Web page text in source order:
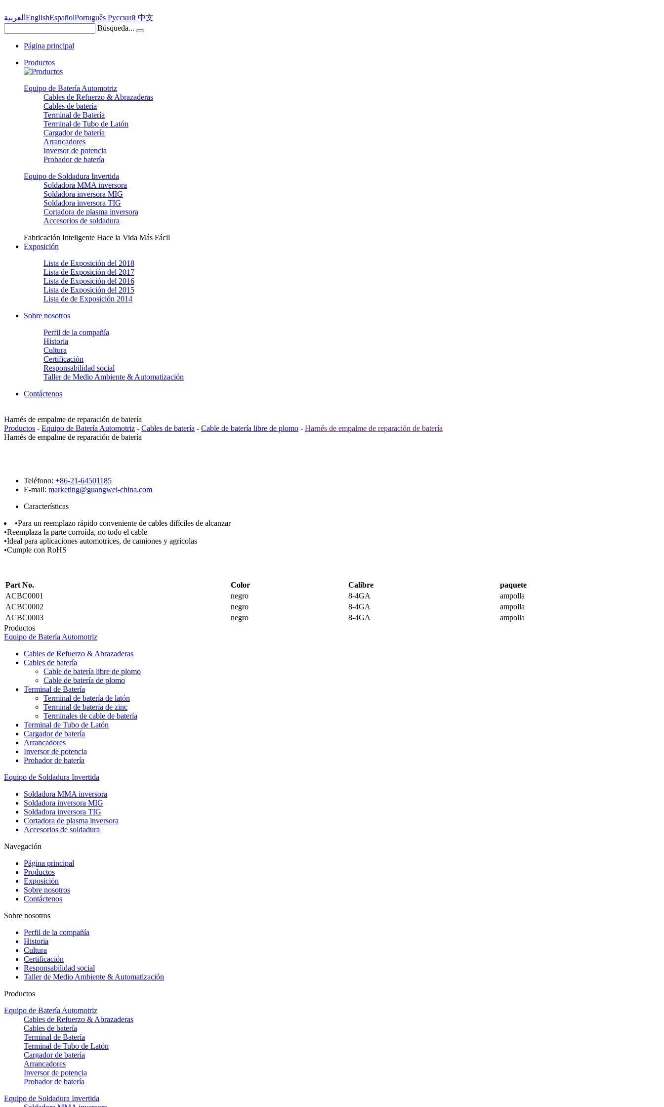
العربية EnglishEspañolPortuguês Pусский 中文
Búsqueda...
Página principal
Productos
Equipo de Batería Automotriz
Cables de Refuerzo & Abrazaderas
Cables de batería
Terminal de Batería
Terminal de Tubo de Latón
Cargador de batería
Arrancadores
Inversor de potencia
Probador de batería
Equipo de Soldadura Invertida
Soldadora MMA inversora
Soldadora inversora MIG
Soldadora inversora TIG
Cortadora de plasma inversora
Accesorios de soldadura
Fabricación Inteligente Hace la Vida Más Fácil
Exposición
Lista de Exposición del 2018
Lista de Exposición del 2017
Lista de Exposición del 2016
Lista de Exposición del 2015
Lista de de Exposición 2014
Sobre nosotros
Perfil de la compañía
Historia
Cultura
Certificación
Responsabilidad social
Taller de Medio Ambiente & Automatización
Contáctenos
Harnés de empalme de reparación de batería
Productos - Equipo de Batería Automotriz - Cables de batería - Cable de batería libre de plomo - Harnés de empalme de reparación de batería
Harnés de empalme de reparación de batería
Teléfono: +86-21-64501185
E-mail: marketing@guangwei-china.com
Características
•Para un reemplazo rápido conveniente de cables difíciles de alcanzar
•Reemplaza la parte corroída, no todo el cable
•Ideal para aplicaciones automotrices, de camiones y agrícolas
•Cumple con RoHS
Part No. Color Calibre
paquete
ACBC0001
negro 8-4GA
ampolla
ACBC0002
negro 8-4GA
ampolla
ACBC0003
negro 8-4GA
ampolla
Productos
Equipo de Batería Automotriz
Cables de Refuerzo & Abrazaderas
Cables de batería
Cable de batería libre de plomo
Cable de batería de plomo
Terminal de Batería
Terminal de batería de latón
Terminal de batería de zinc
Terminales de cable de batería
Terminal de Tubo de Latón
Cargador de batería
Arrancadores
Inversor de potencia
Probador de batería
Equipo de Soldadura Invertida
Soldadora MMA inversora
Soldadora inversora MIG
Soldadora inversora TIG
Cortadora de plasma inversora
Accesorios de soldadura
Navegación
Página principal
Productos
Exposición
Sobre nosotros
Contáctenos
Sobre nosotros
Perfil de la compañía
Historia
Cultura
Certificación
Responsabilidad social
Taller de Medio Ambiente & Automatización
Productos
Equipo de Batería Automotriz
Cables de Refuerzo & Abrazaderas
Cables de batería
Terminal de Batería
Terminal de Tubo de Latón
Cargador de batería
Arrancadores
Inversor de potencia
Probador de batería
Equipo de Soldadura Invertida